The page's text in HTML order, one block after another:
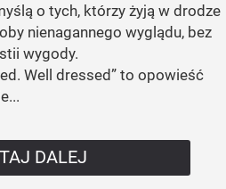
o tych, którzy żyją w drodze
nienagannego wyglądu, bez
wygody.
Well dressed” to opowieść
DALEJ